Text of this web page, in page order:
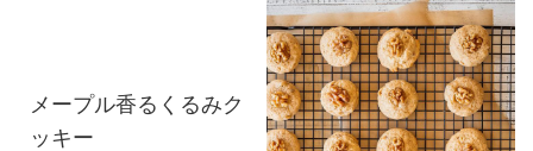
メープル香るくるみク
ッキー